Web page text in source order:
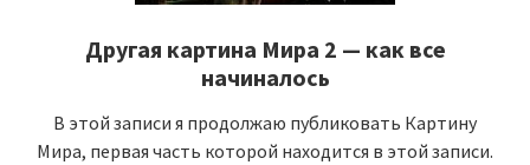
Другая картина Мира 2 — как все
начиналось
В этой записи я продолжаю публиковать Картину
Мира, первая часть которой находится в этой записи.